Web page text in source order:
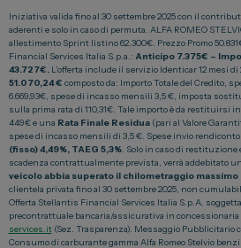
Officina
Carrozzeria
Vendi la tua auto
Soluzioni Business
Convenzioni
Dipendenti Stellantis
Promozioni
Iniziativa valida fino al 30 settembre 2025 con il
aderenti e solo in caso di permuta. ALFA ROMEO
allestimento Sprint listino 62.300€. Prezzo Promo
Financial Services Italia S.p.a.: Anticipo 7.375€ –
43.727€.L’offerta include il servizio Identicar 12 mesi di
51.070,24 € composto da: Importo Totale del Credito,
6.669,93€, spese di incasso mensili 3,5 €, imposta
sulla prima rata di 110,31€. Tale importo è da restituirsi in
449€ e una Rata Finale Residua(pari al Valore
spese di incasso mensili di 3,5 €. Spese invio
(fisso) 4,49%, TAEG 5,3%. Solo in caso di restituzione
scadenza contrattualmente prevista, verrà addebitato un
veicolo abbia superato il chilometraggio
clientela privata fino al 30 settembre 2025, non
Offerta Stellantis Financial Services Italia S.p.A.
precontrattuale bancaria/assicurativa in
services.it(Sez. Trasparenza). Messaggio Pubblicitario
Consumo di carburante gamma Alfa Romeo Stelvio